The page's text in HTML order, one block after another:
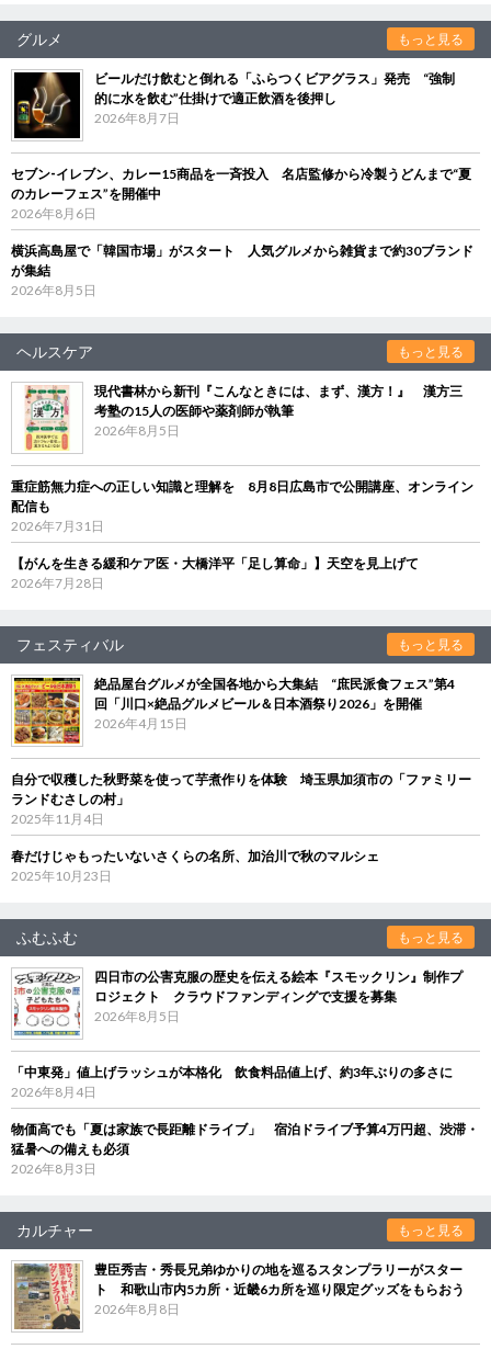
グルメ もっと見る
ビールだけ飲むと倒れる「ふらつくビアグラス」発売 “強制
的に水を飲む”仕掛けで適正飲酒を後押し
2026年8月7日
セブン‐イレブン、カレー15商品を一斉投入 名店監修から冷製うどんまで“夏
のカレーフェス”を開催中
2026年8月6日
横浜高島屋で「韓国市場」がスタート 人気グルメから雑貨まで約30ブランド
が集結
2026年8月5日
ヘルスケア もっと見る
現代書林から新刊『こんなときには、まず、漢方！』 漢方三
考塾の15人の医師や薬剤師が執筆
2026年8月5日
重症筋無力症への正しい知識と理解を 8月8日広島市で公開講座、オンライン
配信も
2026年7月31日
【がんを生きる緩和ケア医・大橋洋平「足し算命」】天空を見上げて
2026年7月28日
フェスティバル もっと見る
絶品屋台グルメが全国各地から大集結 “庶民派食フェス”第4
回「川口×絶品グルメビール＆日本酒祭り2026」を開催
2026年4月15日
自分で収穫した秋野菜を使って芋煮作りを体験 埼玉県加須市の「ファミリー
ランドむさしの村」
2025年11月4日
春だけじゃもったいないさくらの名所、加治川で秋のマルシェ
2025年10月23日
ふむふむ もっと見る
四日市の公害克服の歴史を伝える絵本『スモックリン』制作プ
ロジェクト クラウドファンディングで支援を募集
2026年8月5日
「中東発」値上げラッシュが本格化 飲食料品値上げ、約3年ぶりの多さに
2026年8月4日
物価高でも「夏は家族で長距離ドライブ」 宿泊ドライブ予算4万円超、渋滞・
猛暑への備えも必須
2026年8月3日
カルチャー もっと見る
豊臣秀吉・秀長兄弟ゆかりの地を巡るスタンプラリーがスター
ト 和歌山市内5カ所・近畿6カ所を巡り限定グッズをもらおう
2026年8月8日